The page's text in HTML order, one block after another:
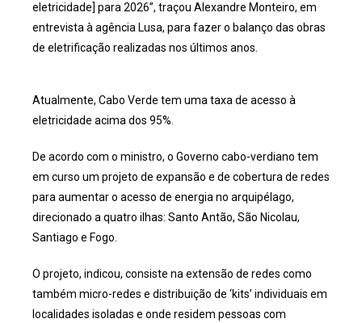
eletricidade] para 2026”, traçou Alexandre Monteiro, em
entrevista à agência Lusa, para fazer o balanço das obras
de eletrificação realizadas nos últimos anos.
Atualmente, Cabo Verde tem uma taxa de acesso à
eletricidade acima dos 95%.
De acordo com o ministro, o Governo cabo-verdiano tem
em curso um projeto de expansão e de cobertura de redes
para aumentar o acesso de energia no arquipélago,
direcionado a quatro ilhas: Santo Antão, São Nicolau,
Santiago e Fogo.
O projeto, indicou, consiste na extensão de redes como
também micro-redes e distribuição de ‘kits’ individuais em
localidades isoladas e onde residem pessoas com